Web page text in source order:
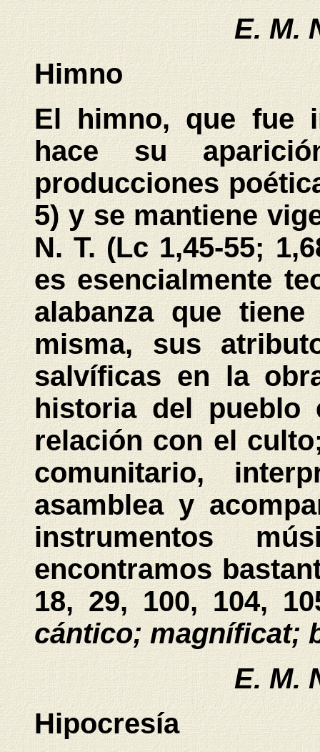
E. M.
Himno
El himno, que fue
hace su
producciones
5) y se mantiene
N. T. (Lc 1,45-55;
es esencialmente
alabanza que
misma, sus
salvíficas en la
historia del pueblo
relación con el
comunitario,
asamblea y
instrumentos
encontramos
18, 29, 100, 104,
cántico; magníficat;
E. M.
Hipocresía